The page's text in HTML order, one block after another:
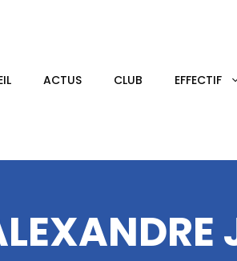
ACTUS CLUB EFFECTIF